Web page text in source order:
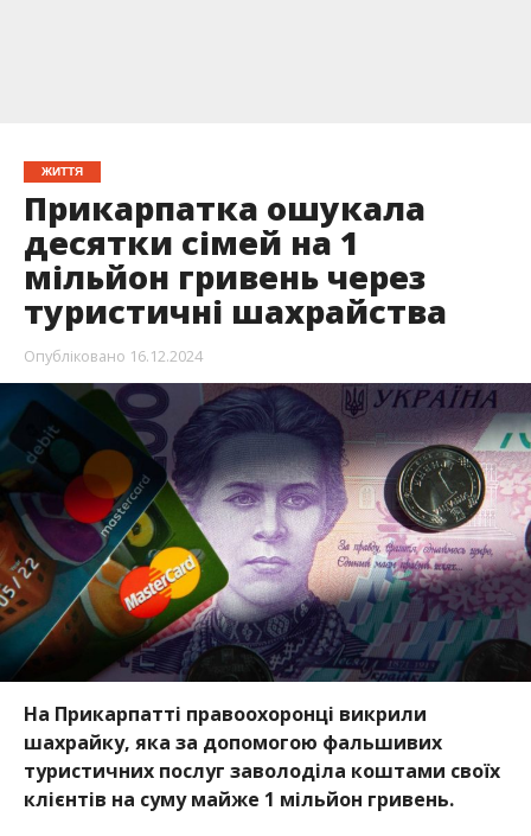
ЖИТТЯ
Прикарпатка ошукала
десятки сімей на 1
мільйон гривень через
туристичні шахрайства
Опубліковано 16.12.2024
На Прикарпатті правоохоронці викрили
шахрайку, яка за допомогою фальшивих
туристичних послуг заволоділа коштами своїх
клієнтів на суму майже 1 мільйон гривень.